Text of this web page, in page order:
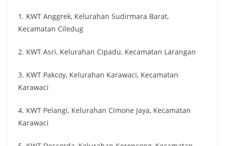
1. KWT Anggrek, Kelurahan Sudirmara Barat,
Kecamatan Ciledug
2. KWT Asri, Kelurahan Cipadu, Kecamatan Larangan
3. KWT Pakcoy, Kelurahan Karawaci, Kecamatan
Karawaci
4. KWT Pelangi, Kelurahan Cimone Jaya, Kecamatan
Karawaci